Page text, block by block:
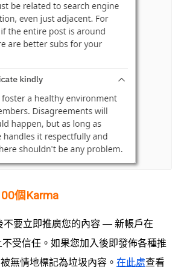
個Karma
不要立即推廣您的內容 — 新帳戶在
受信任。如果您加入後即發佈各種推
無情地標記為垃圾內容。 在此處查看